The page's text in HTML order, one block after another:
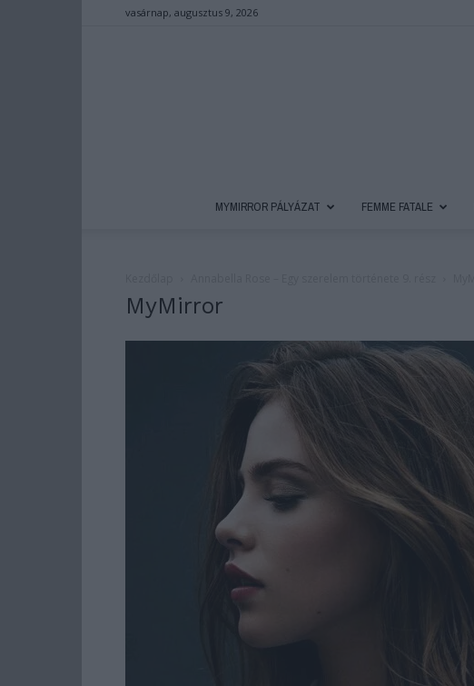
vasárnap, augusztus 9, 2026
MYMIRROR PÁLYÁZAT FEMME FATALE
MyMirror